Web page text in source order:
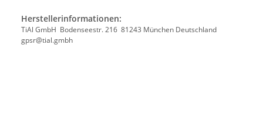
Herstellerinformationen:
TiAl GmbH Bodenseestr. 216 81243 München Deutschland
gpsr@tial.gmbh